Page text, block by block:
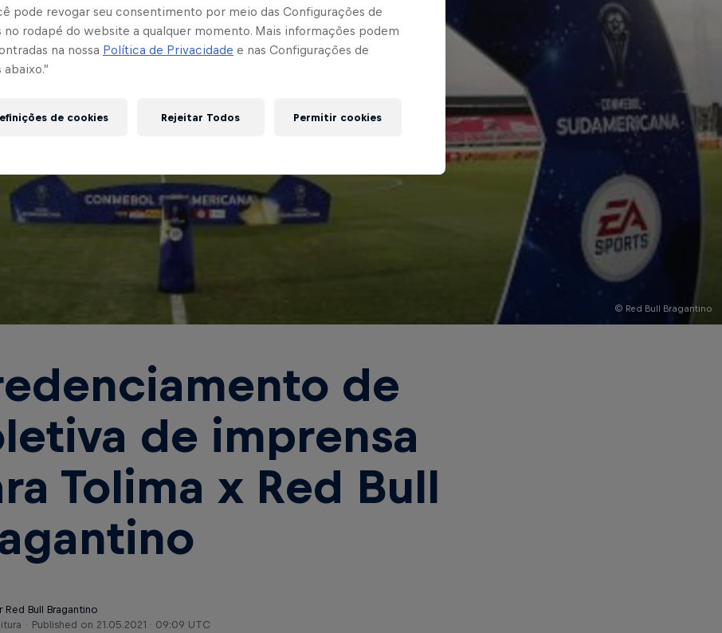
© Red Bull Bragantino
de
de imprensa
Tolima x Red Bull
Red Bull Bragantino
Published on 21.05.2021 · 09:09 UTC
pode revogar seu consentimento por meio das Configurações de
no rodapé do website a qualquer momento. Mais informações podem
na nossa Política de Privacidade e nas Configurações de
de cookies Rejeitar Todos Permitir cookies